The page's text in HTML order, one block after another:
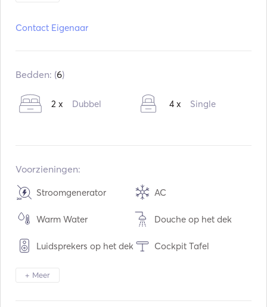
Motoren: 2 x 1360hp
Consumptie:
420 L / Uur
Contact Eigenaar
Bedden: (6)
2 x Dubbel 4 x Single
Voorzieningen:
Stroomgenerator AC
Warm Water Douche op het dek
Luidsprekers op het dek Cockpit Tafel
Zaklamp
+ Meer